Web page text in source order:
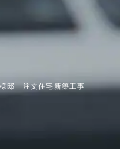
邸 注文住宅新築工事